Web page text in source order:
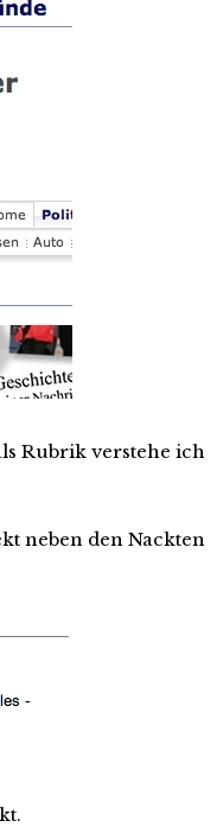
Rubrik verstehe ich
neben den Nackten